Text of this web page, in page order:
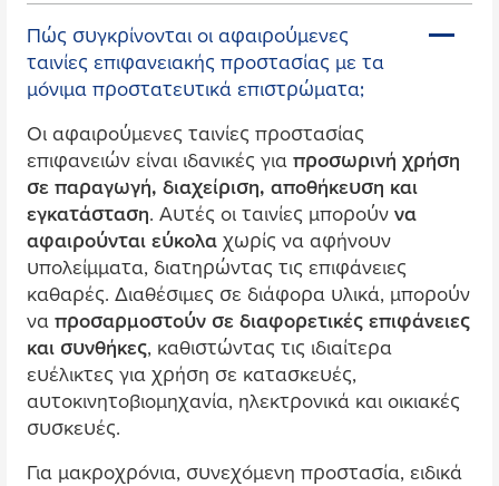
Πώς συγκρίνονται οι αφαιρούμενες
ταινίες επιφανειακής προστασίας με τα
μόνιμα προστατευτικά επιστρώματα;
Οι αφαιρούμενες ταινίες προστασίας
επιφανειών είναι ιδανικές για προσωρινή χρήση
σε παραγωγή, διαχείριση, αποθήκευση και
εγκατάσταση. Αυτές οι ταινίες μπορούν να
αφαιρούνται εύκολα χωρίς να αφήνουν
υπολείμματα, διατηρώντας τις επιφάνειες
καθαρές. Διαθέσιμες σε διάφορα υλικά, μπορούν
να προσαρμοστούν σε διαφορετικές επιφάνειες
και συνθήκες, καθιστώντας τις ιδιαίτερα
ευέλικτες για χρήση σε κατασκευές,
αυτοκινητοβιομηχανία, ηλεκτρονικά και οικιακές
συσκευές.
Για μακροχρόνια, συνεχόμενη προστασία, ειδικά